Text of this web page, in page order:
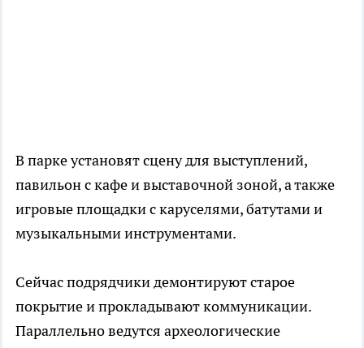
В парке установят сцену для выступлений,
павильон с кафе и выставочной зоной, а также
игровые площадки с каруселями, батутами и
музыкальными инструментами.
Сейчас подрядчики демонтируют старое
покрытие и прокладывают коммуникации.
Параллельно ведутся археологические